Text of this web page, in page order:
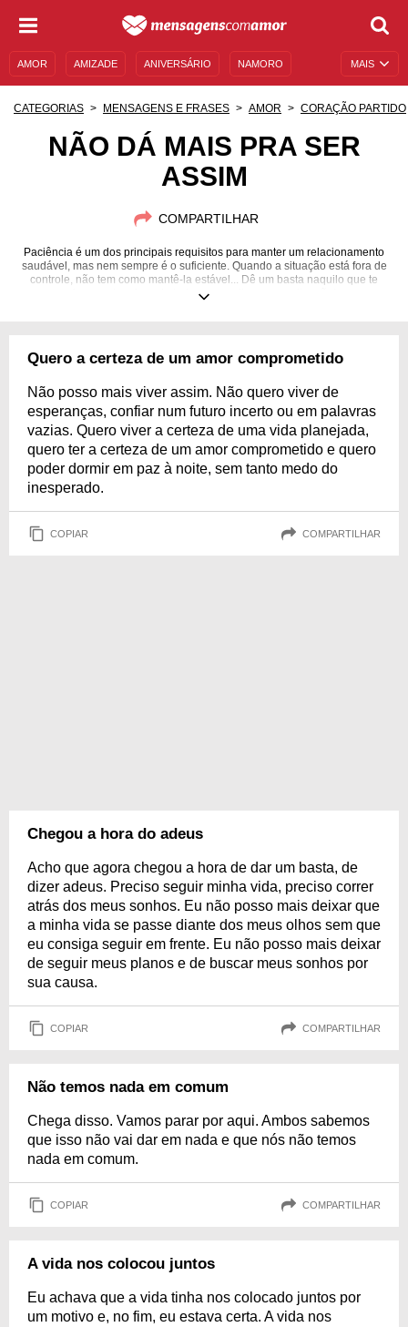
MAIS
AMOR AMIZADE ANIVERSÁRIO NAMORO
UNIVERSO FEMININO AUTOAJUDA
MENSAGENS DE ANIVERSÁRIO
CATEGORIAS MENSAGENS E FRASES AMOR CORAÇÃO PARTIDO
NÃO DÁ MAIS PRA SER
ASSIM
COMPARTILHAR
Paciência é um dos principais requisitos para manter um relacionamento
saudável, mas nem sempre é o suficiente. Quando a situação está fora de
controle, não tem como mantê-la estável... Dê um basta naquilo que te
incomoda e faça de tudo para melhorar sua situação!
Quero a certeza de um amor comprometido
Não posso mais viver assim. Não quero viver de
esperanças, confiar num futuro incerto ou em palavras
vazias. Quero viver a certeza de uma vida planejada,
quero ter a certeza de um amor comprometido e quero
poder dormir em paz à noite, sem tanto medo do
inesperado.
COPIAR COMPARTILHAR
Chegou a hora do adeus
Acho que agora chegou a hora de dar um basta, de
dizer adeus. Preciso seguir minha vida, preciso correr
atrás dos meus sonhos. Eu não posso mais deixar que
a minha vida se passe diante dos meus olhos sem que
eu consiga seguir em frente. Eu não posso mais deixar
de seguir meus planos e de buscar meus sonhos por
sua causa.
COPIAR COMPARTILHAR
Não temos nada em comum
Chega disso. Vamos parar por aqui. Ambos sabemos
que isso não vai dar em nada e que nós não temos
nada em comum.
COPIAR COMPARTILHAR
A vida nos colocou juntos
Eu achava que a vida tinha nos colocado juntos por
um motivo e, no fim, eu estava certa. A vida nos